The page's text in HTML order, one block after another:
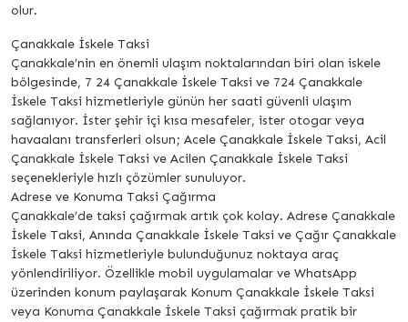
olur.
Çanakkale İskele Taksi
Çanakkale’nin en önemli ulaşım noktalarından biri olan iskele
bölgesinde, 7 24 Çanakkale İskele Taksi ve 724 Çanakkale
İskele Taksi hizmetleriyle günün her saati güvenli ulaşım
sağlanıyor. İster şehir içi kısa mesafeler, ister otogar veya
havaalanı transferleri olsun; Acele Çanakkale İskele Taksi, Acil
Çanakkale İskele Taksi ve Acilen Çanakkale İskele Taksi
seçenekleriyle hızlı çözümler sunuluyor.
Adrese ve Konuma Taksi Çağırma
Çanakkale’de taksi çağırmak artık çok kolay. Adrese Çanakkale
İskele Taksi, Anında Çanakkale İskele Taksi ve Çağır Çanakkale
İskele Taksi hizmetleriyle bulunduğunuz noktaya araç
yönlendiriliyor. Özellikle mobil uygulamalar ve WhatsApp
üzerinden konum paylaşarak Konum Çanakkale İskele Taksi
veya Konuma Çanakkale İskele Taksi çağırmak pratik bir